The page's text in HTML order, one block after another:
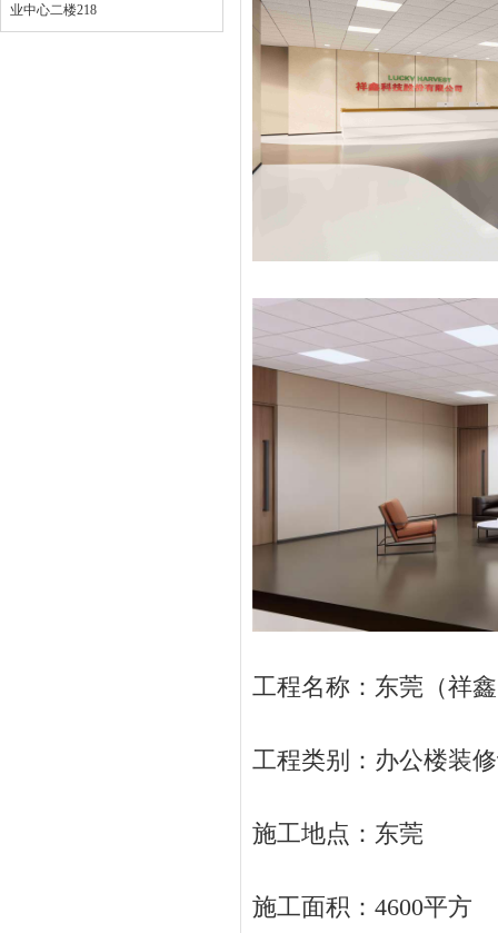
业中心二楼218
工程名称：东莞（祥
工程类别：办公楼装
施工地点：东莞
施工面积：4600平方